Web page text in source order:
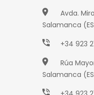
Avda.
Salamanca
+34 923
Rúa
Salamanca